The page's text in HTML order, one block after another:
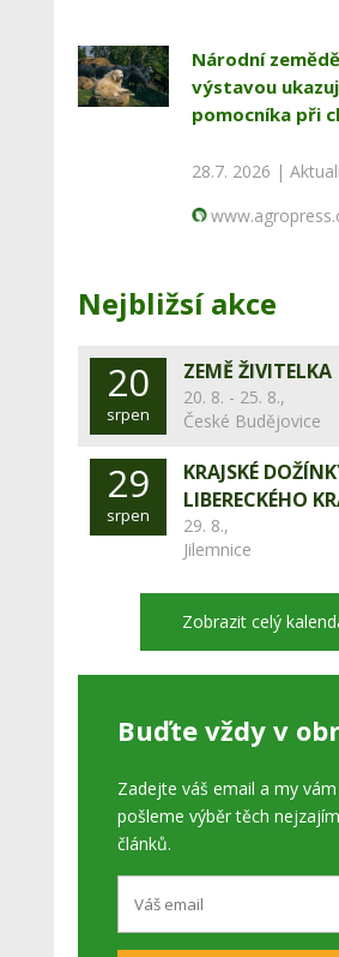
Národní
výstavou
pomocníka při
28.7. 2026 |
Nejbližsí akce
20
srpen
ZEMĚ ŽIVITELKA
20. 8. - 25. 8.,
České Budějovice
29
srpen
KRAJSKÉ
LIBERECKÉHO
29. 8.,
Jilemnice
Zobrazit celý
Buďte vždy v
Zadejte váš email a my
pošleme výběr těch
článků.